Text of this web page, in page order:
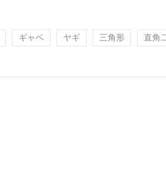
ギャベ ヤギ 三角形 直角